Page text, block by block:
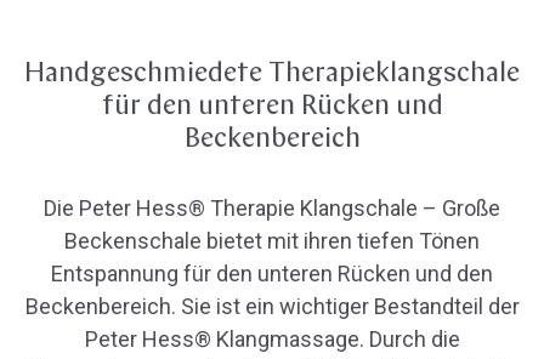
Handgeschmiedete Therapieklangschale
für den unteren Rücken und
Beckenbereich
Die Peter Hess® Therapie Klangschale – Große
Beckenschale bietet mit ihren tiefen Tönen
Entspannung für den unteren Rücken und den
Beckenbereich. Sie ist ein wichtiger Bestandteil der
Peter Hess® Klangmassage. Durch die